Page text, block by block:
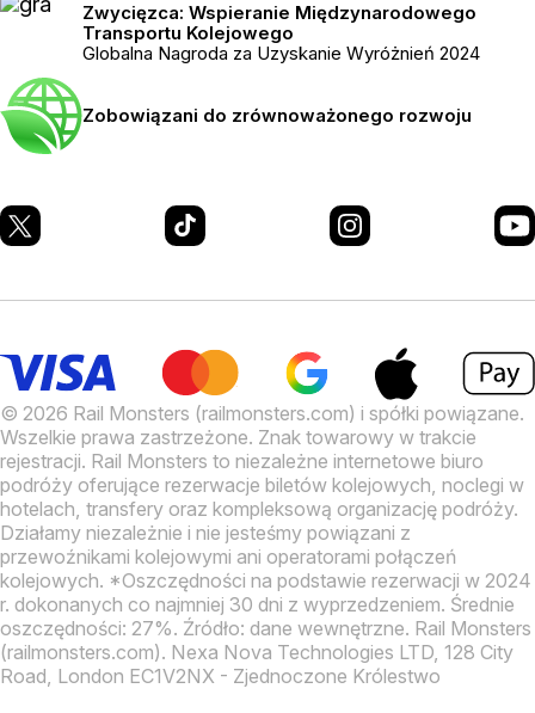
Zwycięzca: Wspieranie Międzynarodowego
Transportu Kolejowego
Globalna Nagroda za Uzyskanie Wyróżnień 2024
Zobowiązani do zrównoważonego rozwoju
© 2026 Rail Monsters (railmonsters.com) i spółki powiązane.
Wszelkie prawa zastrzeżone. Znak towarowy w trakcie
rejestracji. Rail Monsters to niezależne internetowe biuro
podróży oferujące rezerwacje biletów kolejowych, noclegi w
hotelach, transfery oraz kompleksową organizację podróży.
Działamy niezależnie i nie jesteśmy powiązani z
przewoźnikami kolejowymi ani operatorami połączeń
kolejowych. *Oszczędności na podstawie rezerwacji w 2024
r. dokonanych co najmniej 30 dni z wyprzedzeniem. Średnie
oszczędności: 27%. Źródło: dane wewnętrzne. Rail Monsters
(railmonsters.com). Nexa Nova Technologies LTD, 128 City
Road, London EC1V2NX - Zjednoczone Królestwo